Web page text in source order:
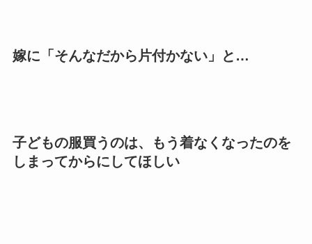
嫁に「そんなだから片付かない」と…
子どもの服買うのは、もう着なくなったのを
しまってからにしてほしい